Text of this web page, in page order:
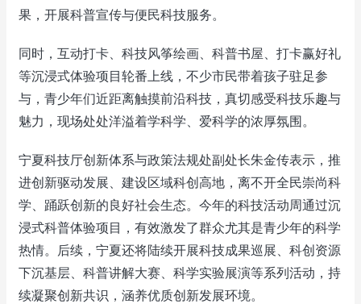
果，开展科普宣传与便民科技服务。
同时，互动打卡、科技风筝绘画、科普书屋、打卡赢好礼
等沉浸式体验项目轮番上线，不少市民带着孩子驻足参
与，青少年们近距离触摸前沿科技，真切感受科技乐趣与
魅力，现场处处洋溢着学科学、爱科学的浓厚氛围。
宁夏科技厅创新体系与政策法规处副处长朱金传表示，推
进创新驱动发展、建设区域科创高地，离不开全民崇尚科
学、踊跃创新的良好社会生态。今年的科技活动周通过沉
浸式科普体验项目，有效激发了群众尤其是青少年的科学
热情。后续，宁夏还将陆续开展科技成果巡展、科创资源
下沉基层、科普讲解大赛、科学实验展演等系列活动，持
续凝聚创新共识，涵养优质创新发展环境。